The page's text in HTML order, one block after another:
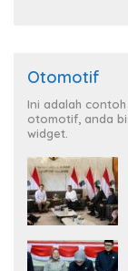
Otomotif
Ini adalah
otomotif, anda
widget.